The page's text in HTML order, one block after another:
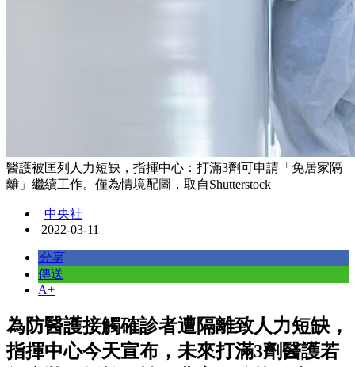
醫護被匡列人力短缺，指揮中心：打滿3劑可申請「免居家隔
離」繼續工作。僅為情境配圖，取自Shutterstock
中央社
2022-03-11
分享
傳送
A+
為防醫護接觸確診者遭隔離致人力短缺，
指揮中心今天宣布，未來打滿3劑醫護若